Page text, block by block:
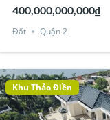
400,000,000,000₫
Đất Quận 2
Khu Thảo Điền